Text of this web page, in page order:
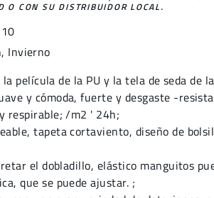
O CON SU DISTRIBUIDOR LOCAL.
, Invierno
película de la PU y la tela de seda de
y cómoda, fuerte y desgaste -
respirable; /m2 ' 24h;
tapeta cortaviento, diseño de
el dobladillo, elástico manguitos
que se puede ajustar. ;